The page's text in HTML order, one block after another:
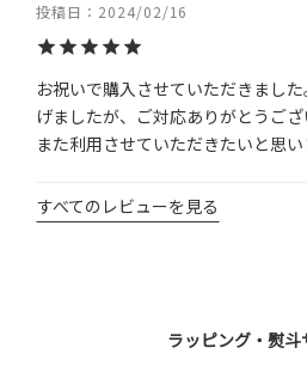
投稿日 2024/02/16
お祝いで購入させていただきまし
げましたが、ご対応ありがとうござ
また利用させていただきたいと思い
すべてのレビューを見る
ラッピング・熨斗